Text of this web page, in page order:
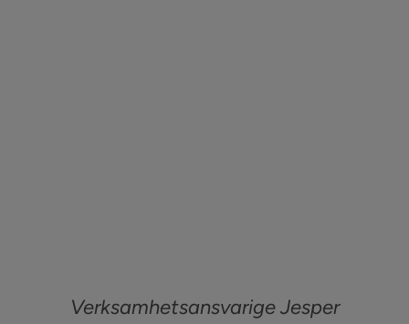
Verksamhetsansvarige Jesper